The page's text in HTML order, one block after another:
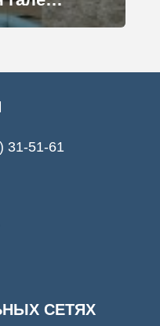
31-51-61
СЕТЯХ